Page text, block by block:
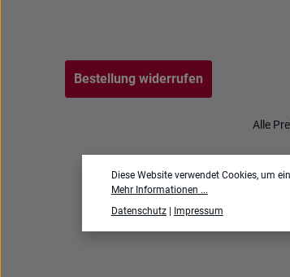
Bestellung widerrufen
Alle
Diese Website verwendet Cookies, um
Mehr Informationen ...
Datenschutz| Impressum